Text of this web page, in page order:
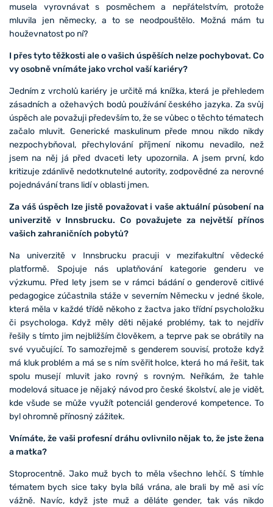
musela vyrovnávat s posměchem a nepřátelstvím, protože
mluvila jen německy, a to se neodpouštělo. Možná mám tu
houževnatost po ní?
I přes tyto těžkosti ale o vašich úspěších nelze pochybovat. Co
vy osobně vnímáte jako vrchol vaší kariéry?
Jedním z vrcholů kariéry je určitě má knížka, která je přehledem
zásadních a ožehavých bodů používání českého jazyka. Za svůj
úspěch ale považuji především to, že se vůbec o těchto tématech
začalo mluvit. Generické maskulinum přede mnou nikdo nikdy
nezpochybňoval, přechylování příjmení nikomu nevadilo, než
jsem na něj já před dvaceti lety upozornila. A jsem první, kdo
kritizuje zdánlivě nedotknutelné autority, zodpovědné za nerovné
pojednávání trans lidí v oblasti jmen.
Za váš úspěch lze jistě považovat i vaše aktuální působení na
univerzitě v Innsbrucku. Co považujete za největší přínos
vašich zahraničních pobytů?
Na univerzitě v Innsbrucku pracuji v mezifakultní vědecké
platformě. Spojuje nás uplatňování kategorie genderu ve
výzkumu. Před lety jsem se v rámci bádání o genderově citlivé
pedagogice zúčastnila stáže v severním Německu v jedné škole,
která měla v každé třídě někoho z žactva jako třídní psycholožku
či psychologa. Když měly děti nějaké problémy, tak to nejdřív
řešily s tímto jim nejbližším člověkem, a teprve pak se obrátily na
své vyučující. To samozřejmě s genderem souvisí, protože když
má kluk problém a má se s ním svěřit holce, která ho má řešit, tak
spolu musejí mluvit jako rovný s rovným. Neříkám, že tahle
modelová situace je nějaký návod pro české školství, ale je vidět,
kde všude se může využít potenciál genderové kompetence. To
byl ohromně přínosný zážitek.
Vnímáte, že vaši profesní dráhu ovlivnilo nějak to, že jste žena
a matka?
Stoprocentně. Jako muž bych to měla všechno lehčí. S tímhle
tématem bych sice taky byla bílá vrána, ale brali by mě asi víc
vážně. Navíc, když jste muž a děláte gender, tak vás nikdo